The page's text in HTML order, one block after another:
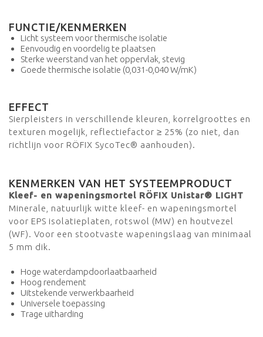
FUNCTIE/KENMERKEN
Licht systeem voor thermische isolatie
Eenvoudig en voordelig te plaatsen
Sterke weerstand van het oppervlak, stevig
Goede thermische isolatie (0,031-0,040 W/mK)
EFFECT
Sierpleisters in verschillende kleuren, korrelgroottes en
texturen mogelijk, reflectiefactor ≥ 25% (zo niet, dan
richtlijn voor RÖFIX SycoTec® aanhouden).
KENMERKEN VAN HET SYSTEEMPRODUCT
Kleef- en wapeningsmortel RÖFIX Unistar® LIGHT
Minerale, natuurlijk witte kleef- en wapeningsmortel
voor EPS isolatieplaten, rotswol (MW) en houtvezel
(WF). Voor een stootvaste wapeningslaag van minimaal
5 mm dik.
Hoge waterdampdoorlaatbaarheid
Hoog rendement
Uitstekende verwerkbaarheid
Universele toepassing
Trage uitharding